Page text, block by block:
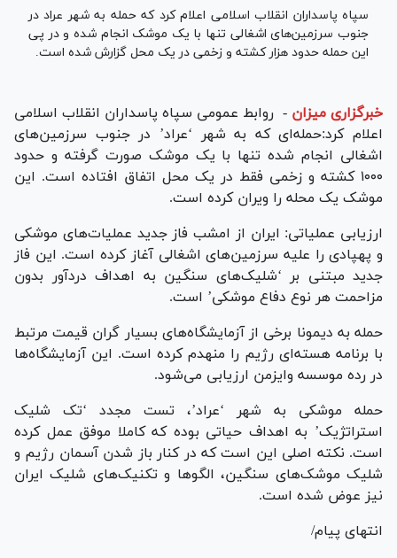
سپاه پاسداران انقلاب اسلامی اعلام کرد که حمله به شهر عراد در
جنوب سرزمین‌های اشغالی تنها با یک موشک انجام شده و در پی
این حمله حدود هزار کشته و زخمی در یک محل گزارش شده است.
خبرگزاری میزان - روابط عمومی سپاه پاسداران انقلاب اسلامی
اعلام کرد:حمله‌ای که به شهر ‘عراد’ در جنوب سرزمین‌های
اشغالی انجام شده تنها با یک موشک صورت گرفته و حدود
۱۰۰۰ کشته و زخمی فقط در یک محل اتفاق افتاده است. این
موشک یک محله را ویران کرده است.
ارزیابی عملیاتی: ایران از امشب فاز جدید عملیات‌های موشکی
و پهپادی را علیه سرزمین‌های اشغالی آغاز کرده است. این فاز
جدید مبتنی بر ‘شلیک‌های سنگین به اهداف دردآور بدون
مزاحمت هر نوع دفاع موشکی’ است.
حمله به دیمونا برخی از آزمایشگاه‌های بسیار گران قیمت مرتبط
با برنامه هسته‌ای رژیم را منهدم کرده است. این آزمایشگاه‌ها
در رده موسسه وایزمن ارزیابی می‌شود.
حمله موشکی به شهر ‘عراد’، تست مجدد ‘تک شلیک
استراتژیک’ به اهداف حیاتی بوده که کاملا موفق عمل کرده
است. نکته اصلی این است که در کنار باز شدن آسمان رژیم و
شلیک موشک‌های سنگین، الگو‌ها و تکنیک‌های شلیک ایران
نیز عوض شده است.
انتهای پیام/